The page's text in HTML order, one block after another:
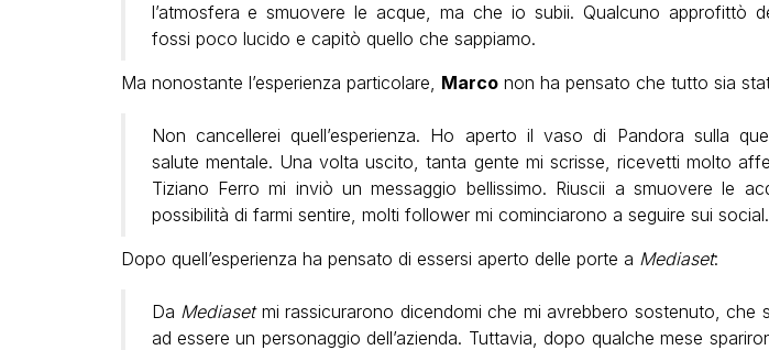
l’atmosfera e smuovere le acque, ma che io subii. Qualcuno approfittò
fossi poco lucido e capitò quello che sappiamo.
Ma nonostante l’esperienza particolare, Marconon ha pensato che tutto sia
Non cancellerei quell’esperienza. Ho aperto il vaso di Pandora sulla
salute mentale. Una volta uscito, tanta gente mi scrisse, ricevetti molto
Tiziano Ferro mi inviò un messaggio bellissimo. Riuscii a smuovere le
possibilità di farmi sentire, molti follower mi cominciarono a seguire sui social.
Dopo quell’esperienza ha pensato di essersi aperto delle porte a Mediaset:
Da Mediasetmi rassicurarono dicendomi che mi avrebbero sostenuto, che
ad essere un personaggio dell’azienda. Tuttavia, dopo qualche mese